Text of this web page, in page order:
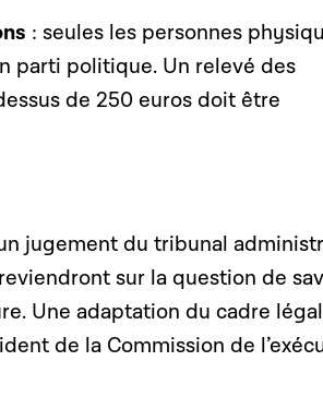
: seules les personnes
parti politique. Un relevé des
de 250 euros doit être
jugement du tribunal
sur la question de
Une adaptation du cadre légal
de la Commission de